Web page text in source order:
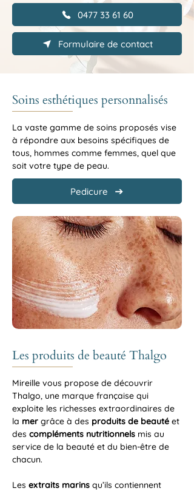
0477 33 61 60
Formulaire de contact
Soins esthétiques personnalisés
La vaste gamme de soins proposés vise
à répondre aux besoins spécifiques de
tous, hommes comme femmes, quel que
soit votre type de peau.
Pedicure
Les produits de beauté Thalgo
Mireille vous propose de découvrir
Thalgo, une marque française qui
exploite les richesses extraordinaires de
la mer grâce à des produits de beauté et
des compléments nutritionnels mis au
service de la beauté et du bien-être de
chacun.
Les extraits marins qu’ils contiennent